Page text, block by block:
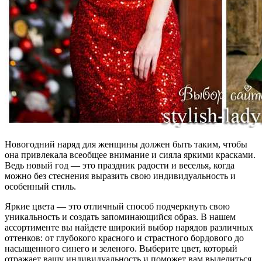
Новогодний наряд для женщины должен быть таким, чтобы
она привлекала всеобщее внимание и сияла яркими красками.
Ведь новый год — это праздник радости и веселья, когда
можно без стеснения выразить свою индивидуальность и
особенный стиль.
Яркие цвета — это отличный способ подчеркнуть свою
уникальность и создать запоминающийся образ. В нашем
ассортименте вы найдете широкий выбор нарядов различных
оттенков: от глубокого красного и страстного бордового до
насыщенного синего и зеленого. Выберите цвет, который
отражает вашу индивидуальность и поможет вам выделиться